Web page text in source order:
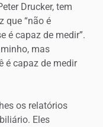
Drucker, tem
que “não é
é capaz de medir”.
mas
é capaz de medir
os relatórios
Eles